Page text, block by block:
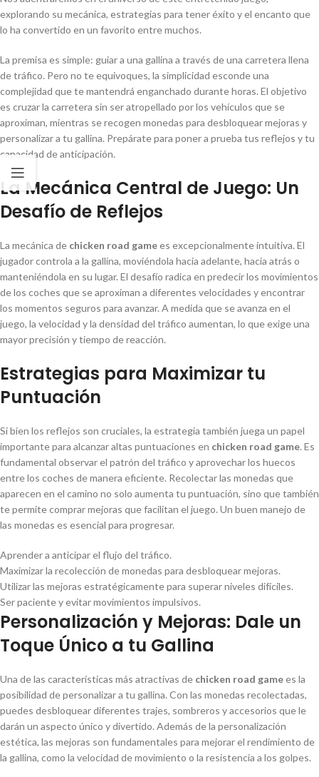
explorando su mecánica, estrategias para tener éxito y el encanto que
lo ha convertido en un favorito entre muchos.
La premisa es simple: guiar a una gallina a través de una carretera llena
de tráfico. Pero no te equivoques, la simplicidad esconde una
complejidad que te mantendrá enganchado durante horas. El objetivo
es cruzar la carretera sin ser atropellado por los vehículos que se
aproximan, mientras se recogen monedas para desbloquear mejoras y
personalizar a tu gallina. Prepárate para poner a prueba tus reflejos y tu
capacidad de anticipación.
La Mecánica Central de Juego: Un
Desafío de Reflejos
La mecánica de chicken road gamees excepcionalmente intuitiva. El
jugador controla a la gallina, moviéndola hacia adelante, hacia atrás o
manteniéndola en su lugar. El desafío radica en predecir los movimientos
de los coches que se aproximan a diferentes velocidades y encontrar
los momentos seguros para avanzar. A medida que se avanza en el
juego, la velocidad y la densidad del tráfico aumentan, lo que exige una
mayor precisión y tiempo de reacción.
Estrategias para Maximizar tu
Puntuación
Si bien los reflejos son cruciales, la estrategia también juega un papel
importante para alcanzar altas puntuaciones en chicken road game. Es
fundamental observar el patrón del tráfico y aprovechar los huecos
entre los coches de manera eficiente. Recolectar las monedas que
aparecen en el camino no solo aumenta tu puntuación, sino que también
te permite comprar mejoras que facilitan el juego. Un buen manejo de
las monedas es esencial para progresar.
Aprender a anticipar el flujo del tráfico.
Maximizar la recolección de monedas para desbloquear mejoras.
Utilizar las mejoras estratégicamente para superar niveles difíciles.
Ser paciente y evitar movimientos impulsivos.
Personalización y Mejoras: Dale un
Toque Único a tu Gallina
Una de las características más atractivas de chicken road gamees la
posibilidad de personalizar a tu gallina. Con las monedas recolectadas,
puedes desbloquear diferentes trajes, sombreros y accesorios que le
darán un aspecto único y divertido. Además de la personalización
estética, las mejoras son fundamentales para mejorar el rendimiento de
la gallina, como la velocidad de movimiento o la resistencia a los golpes.